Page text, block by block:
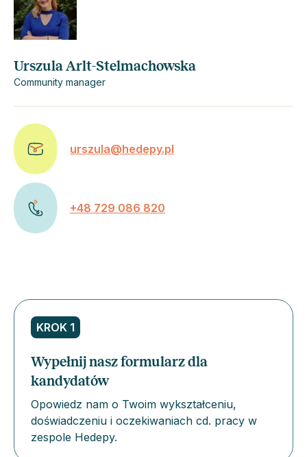
Urszula Arlt-Stelmachowska
Community manager
urszula@hedepy.pl
+48 729 086 820
KROK 1
Wypełnij nasz formularz dla
kandydatów
Opowiedz nam o Twoim wykształceniu,
doświadczeniu i oczekiwaniach cd. pracy w
zespole Hedepy.